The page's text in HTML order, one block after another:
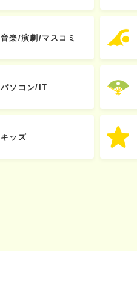
音楽/演劇/マスコミ
パソコン/IT
キッズ